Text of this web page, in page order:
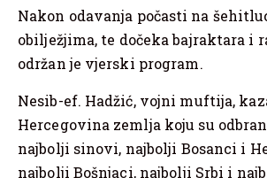
Nakon odavanja počasti na
obilježjima, te dočeka bajraktara i
održan je vjerski program.
Nesib-ef. Hadžić, vojni muftija,
Hercegovina zemlja koju su
najbolji sinovi, najbolji Bosanci i
najbolji Bošnjaci, najbolji Srbi i